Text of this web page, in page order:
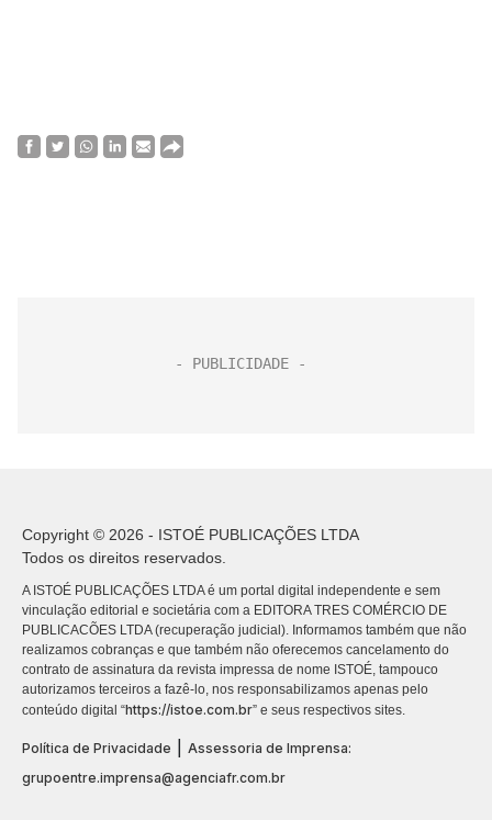
Copyright © 2026 - ISTOÉ PUBLICAÇÕES LTDA
Todos os direitos reservados.
A ISTOÉ PUBLICAÇÕES LTDA é um portal digital independente e sem
vinculação editorial e societária com a EDITORA TRES COMÉRCIO DE
PUBLICACÕES LTDA (recuperação judicial). Informamos também que não
realizamos cobranças e que também não oferecemos cancelamento do
contrato de assinatura da revista impressa de nome ISTOÉ, tampouco
autorizamos terceiros a fazê-lo, nos responsabilizamos apenas pelo
conteúdo digital “https://istoe.com.br” e seus respectivos sites.
Política de Privacidade
Assessoria de Imprensa:
grupoentre.imprensa@agenciafr.com.br